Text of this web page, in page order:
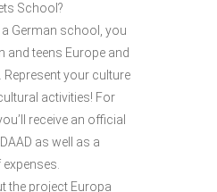
School?
German school, you
and teens Europe and
your culture
activities! For
receive an official
as well as a
the project Europa